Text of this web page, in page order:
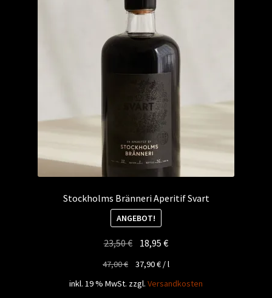
Stockholms Bränneri Aperitif Svart
ANGEBOT!
23,50€ Ursprünglicher
war:
23,50 €
18,95€Aktueller
18,95 €.
47,00€ 37,90€/l
inkl. 19 % MwSt. zzgl. Versandkosten